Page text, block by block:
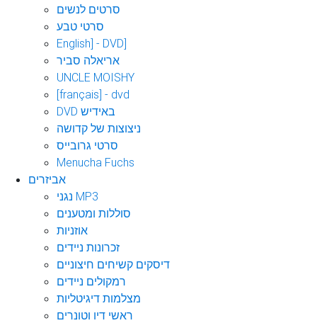
סרטים לנשים
סרטי טבע
English] - DVD]
אריאלה סביר
UNCLE MOISHY
[français] - dvd
DVD באידיש
ניצוצות של קדושה
סרטי גרובייס
Menucha Fuchs
אביזרים
נגני MP3
סוללות ומטענים
אוזניות
זכרונות ניידים
דיסקים קשיחים חיצוניים
רמקולים ניידים
מצלמות דיגיטליות
ראשי דיו וטונרים